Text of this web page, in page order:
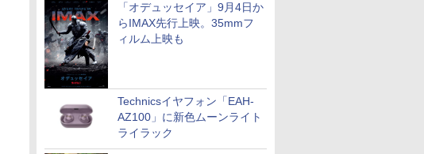
「オデュッセイア」9月4日か
らIMAX先行上映。35mmフ
ィルム上映も
Technicsイヤフォン「EAH-
AZ100」に新色ムーンライト
ライラック